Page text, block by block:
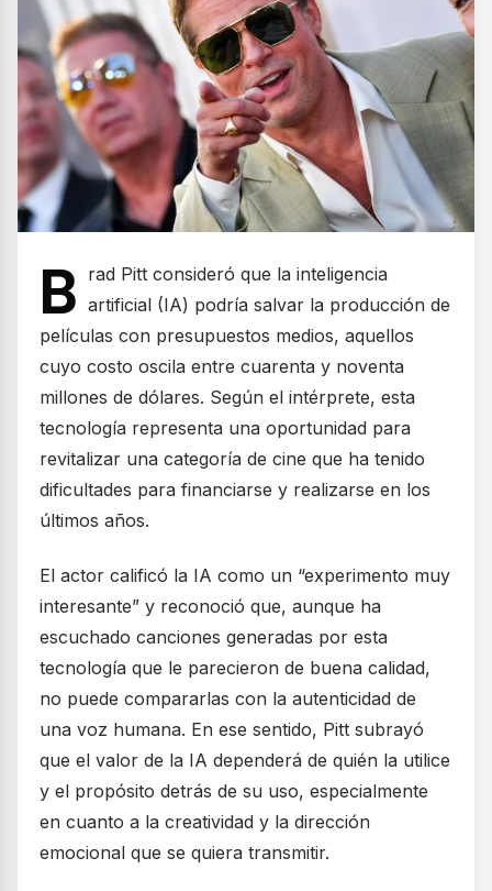
B rad Pitt consideró que la inteligencia
artificial (IA) podría salvar la producción de
películas con presupuestos medios, aquellos
cuyo costo oscila entre cuarenta y noventa
millones de dólares. Según el intérprete, esta
tecnología representa una oportunidad para
revitalizar una categoría de cine que ha tenido
dificultades para financiarse y realizarse en los
últimos años.
El actor calificó la IA como un “experimento muy
interesante” y reconoció que, aunque ha
escuchado canciones generadas por esta
tecnología que le parecieron de buena calidad,
no puede compararlas con la autenticidad de
una voz humana. En ese sentido, Pitt subrayó
que el valor de la IA dependerá de quién la utilice
y el propósito detrás de su uso, especialmente
en cuanto a la creatividad y la dirección
emocional que se quiera transmitir.